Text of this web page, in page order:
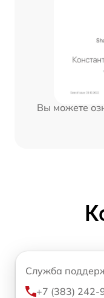
Вы можете
Служба
+7 (383) 242-